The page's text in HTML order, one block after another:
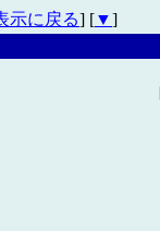
示に戻る] [▼]